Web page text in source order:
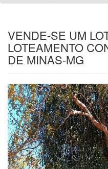
VENDE-SE UM
LOTEAMENTO
DE MINAS-MG